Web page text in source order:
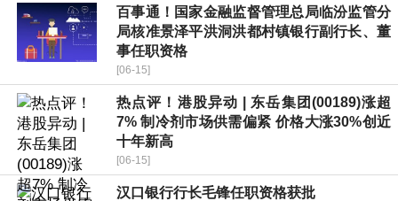
百事通！国家金融监督管理总局临汾监管分
局核准景泽平洪洞洪都村镇银行副行长、董
事任职资格
[06-15]
热点评！港股异动 | 东岳集团(00189)涨超
7% 制冷剂市场供需偏紧 价格大涨30%创近
十年新高
[06-15]
汉口银行行长毛锋任职资格获批